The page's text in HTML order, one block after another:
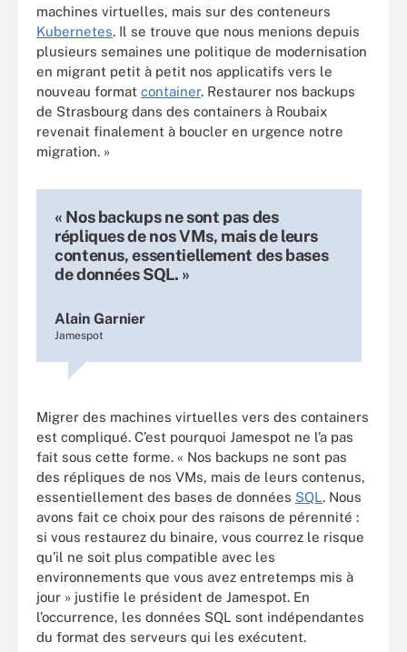
machines virtuelles, mais sur des conteneurs
Kubernetes. Il se trouve que nous menions depuis
plusieurs semaines une politique de modernisation
en migrant petit à petit nos applicatifs vers le
nouveau format container. Restaurer nos backups
de Strasbourg dans des containers à Roubaix
revenait finalement à boucler en urgence notre
migration. »
« Nos backups ne sont pas des
répliques de nos VMs, mais de leurs
contenus, essentiellement des bases
de données SQL. »
Alain Garnier
Jamespot
Migrer des machines virtuelles vers des containers
est compliqué. C’est pourquoi Jamespot ne l’a pas
fait sous cette forme. « Nos backups ne sont pas
des répliques de nos VMs, mais de leurs contenus,
essentiellement des bases de données SQL. Nous
avons fait ce choix pour des raisons de pérennité :
si vous restaurez du binaire, vous courrez le risque
qu’il ne soit plus compatible avec les
environnements que vous avez entretemps mis à
jour » justifie le président de Jamespot. En
l’occurrence, les données SQL sont indépendantes
du format des serveurs qui les exécutent.